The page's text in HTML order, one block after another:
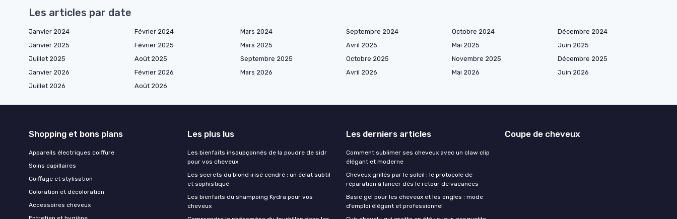
Les articles par date
Janvier 2024 Février 2024 Mars 2024 Septembre 2024 Octobre 2024
Décembre 2024
Janvier 2025
Février 2025 Mars 2025 Avril 2025 Mai 2025
Juin 2025
Juillet 2025
Août 2025 Septembre 2025 Octobre 2025 Novembre 2025
Décembre 2025
Janvier 2026
Février 2026 Mars 2026 Avril 2026 Mai 2026
Juin 2026
Juillet 2026
Août 2026
Shopping et bons plans
Appareils électriques coiffure
Soins capillaires
Coiffage et stylisation
Coloration et décoloration
Accessoires cheveux
Les plus lus
Les bienfaits insoupçonnés de la poudre de sidr
pour vos cheveux
Les secrets du blond irisé cendré : un éclat subtil
et sophistiqué
Les bienfaits du shampoing Kydra pour vos
cheveux
Les derniers articles
Comment sublimer ses cheveux avec un claw clip
élégant et moderne
Cheveux grillés par le soleil : le protocole de
réparation à lancer dès le retour de vacances
Basic gel pour les cheveux et les ongles : mode
d’emploi élégant et professionnel
Coupe de cheveux